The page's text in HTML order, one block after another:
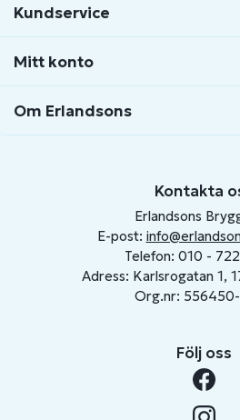
Kundservice
Mitt konto
Om Erlandsons
Kontakta
Erlandsons
E-post:
Telefon: 010 -
Adress: Karlsrogatan 1,
Org.nr:
Följ oss